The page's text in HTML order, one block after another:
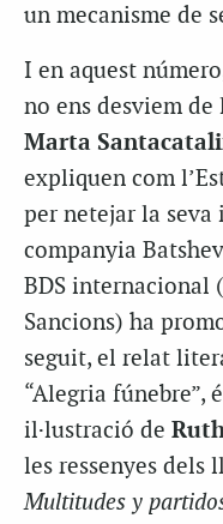
un mecanisme de
I en aquest
no ens desviem
Marta
expliquen com
per netejar la seva
companyia
BDS internacional
Sancions) ha
seguit, el relat
“Alegria fúnebre”,
il·lustració de
les ressenyes dels
Multitudes y